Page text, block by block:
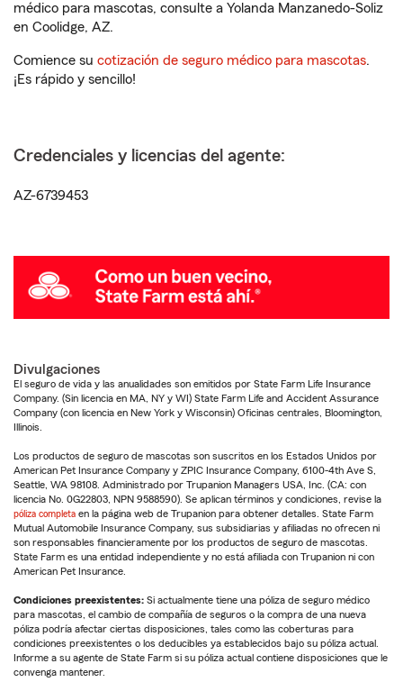
médico para mascotas, consulte a Yolanda Manzanedo-Soliz
en Coolidge, AZ.
Comience su cotización de seguro médico para mascotas.
¡Es rápido y sencillo!
Credenciales y licencias del agente:
AZ-6739453
Divulgaciones
El seguro de vida y las anualidades son emitidos por State Farm Life Insurance
Company. (Sin licencia en MA, NY y WI) State Farm Life and Accident Assurance
Company (con licencia en New York y Wisconsin) Oficinas centrales, Bloomington,
Illinois.
Los productos de seguro de mascotas son suscritos en los Estados Unidos por
American Pet Insurance Company y ZPIC Insurance Company, 6100-4th Ave S,
Seattle, WA 98108. Administrado por Trupanion Managers USA, Inc. (CA: con
licencia No. 0G22803, NPN 9588590). Se aplican términos y condiciones, revise la
póliza completa en la página web de Trupanion para obtener detalles. State Farm
Mutual Automobile Insurance Company, sus subsidiarias y afiliadas no ofrecen ni
son responsables financieramente por los productos de seguro de mascotas.
State Farm es una entidad independiente y no está afiliada con Trupanion ni con
American Pet Insurance.
Condiciones preexistentes: Si actualmente tiene una póliza de seguro médico
para mascotas, el cambio de compañía de seguros o la compra de una nueva
póliza podría afectar ciertas disposiciones, tales como las coberturas para
condiciones preexistentes o los deducibles ya establecidos bajo su póliza actual.
Informe a su agente de State Farm si su póliza actual contiene disposiciones que le
convenga mantener.